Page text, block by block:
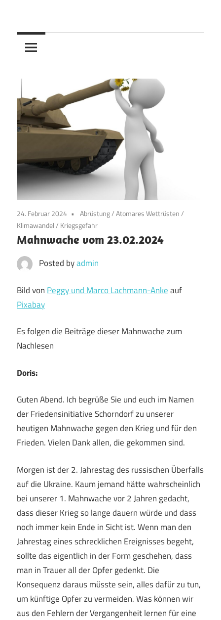
content
24. Februar 2024 Abrüstung/Atomares Wettrüsten/
Klimawandel/ Kriegsgefahr
Mahnwache vom 23.02.2024
Posted byadmin
Bild von Peggy und Marco Lachmann-Ankeauf
Pixabay
Es folgen die Beiträge dieser Mahnwache zum
Nachlesen
Doris:
Guten Abend. Ich begrüße Sie und euch im Namen
der Friedensinitiative Schorndorf zu unserer
heutigen Mahnwache gegen den Krieg und für den
Frieden. Vielen Dank allen, die gekommen sind.
Morgen ist der 2. Jahrestag des russischen Überfalls
auf die Ukraine. Kaum jemand hätte wahrscheinlich
bei unserer 1. Mahnwache vor 2 Jahren gedacht,
dass dieser Krieg so lange dauern würde und dass
noch immer kein Ende in Sicht ist. Wenn man den
Jahrestag eines schrecklichen Ereignisses begeht,
sollte das eigentlich in der Form geschehen, dass
man in Trauer all der Opfer gedenkt. Die
Konsequenz daraus müsste sein, alles dafür zu tun,
um künftige Opfer zu vermeiden. Was können wir
aus den Fehlern der Vergangenheit lernen für eine